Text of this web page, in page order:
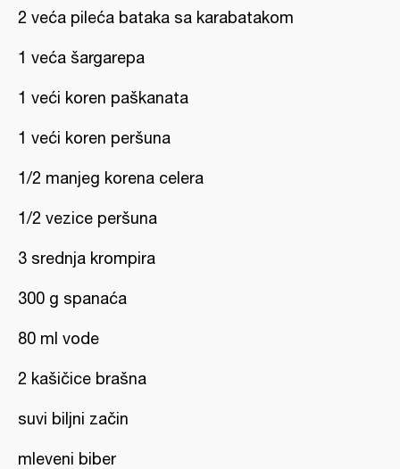
2 veća pileća bataka sa karabatakom
1 veća šargarepa
1 veći koren paškanata
1 veći koren peršuna
1/2 manjeg korena celera
1/2 vezice peršuna
3 srednja krompira
300 g spanaća
80 ml vode
2 kašičice brašna
suvi biljni začin
mleveni biber